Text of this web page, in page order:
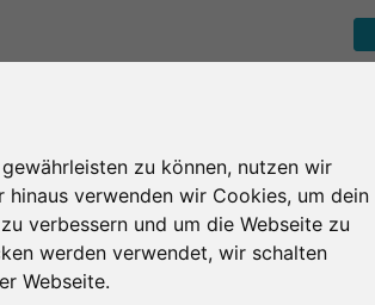
zu können, nutzen wir
verwenden wir Cookies, um dein
verbessern und um die Webseite zu
werden verwendet, wir schalten
Webseite.